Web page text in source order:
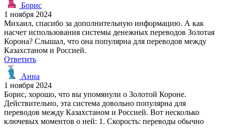
Борис
1 ноября 2024
Михаил, спасибо за дополнительную информацию. А как
насчет использования системы денежных переводов Золотая
Корона? Слышал, что она популярна для переводов между
Казахстаном и Россией.
Ответить
Анна
1 ноября 2024
Борис, хорошо, что вы упомянули о Золотой Короне.
Действительно, эта система довольно популярна для
переводов между Казахстаном и Россией. Вот несколько
ключевых моментов о ней: 1. Скорость: переводы обычно